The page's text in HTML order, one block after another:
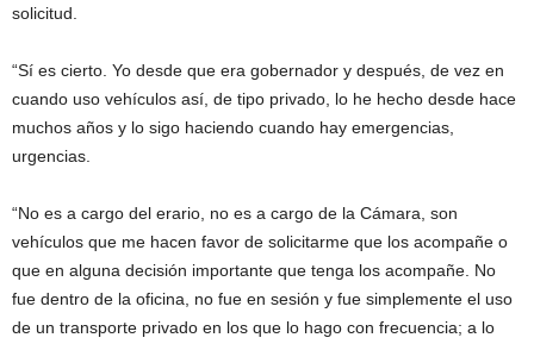
solicitud.
“Sí es cierto. Yo desde que era gobernador y después, de vez en
cuando uso vehículos así, de tipo privado, lo he hecho desde hace
muchos años y lo sigo haciendo cuando hay emergencias,
urgencias.
“No es a cargo del erario, no es a cargo de la Cámara, son
vehículos que me hacen favor de solicitarme que los acompañe o
que en alguna decisión importante que tenga los acompañe. No
fue dentro de la oficina, no fue en sesión y fue simplemente el uso
de un transporte privado en los que lo hago con frecuencia; a lo